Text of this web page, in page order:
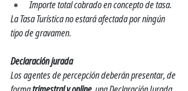
Importe total cobrado en concepto de tasa.
La Tasa Turística no estará afectada por ningún
tipo de gravamen.
Declaración jurada
Los agentes de percepción deberán presentar, de